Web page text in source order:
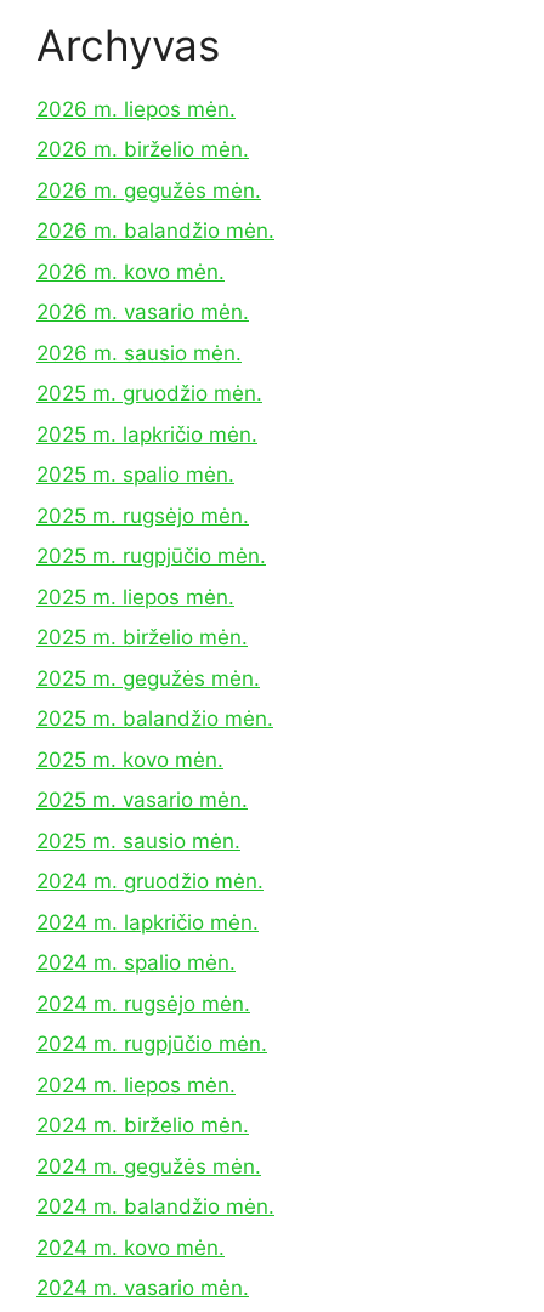
Archyvas
2026 m. liepos mėn.
2026 m. birželio mėn.
2026 m. gegužės mėn.
2026 m. balandžio mėn.
2026 m. kovo mėn.
2026 m. vasario mėn.
2026 m. sausio mėn.
2025 m. gruodžio mėn.
2025 m. lapkričio mėn.
2025 m. spalio mėn.
2025 m. rugsėjo mėn.
2025 m. rugpjūčio mėn.
2025 m. liepos mėn.
2025 m. birželio mėn.
2025 m. gegužės mėn.
2025 m. balandžio mėn.
2025 m. kovo mėn.
2025 m. vasario mėn.
2025 m. sausio mėn.
2024 m. gruodžio mėn.
2024 m. lapkričio mėn.
2024 m. spalio mėn.
2024 m. rugsėjo mėn.
2024 m. rugpjūčio mėn.
2024 m. liepos mėn.
2024 m. birželio mėn.
2024 m. gegužės mėn.
2024 m. balandžio mėn.
2024 m. kovo mėn.
2024 m. vasario mėn.